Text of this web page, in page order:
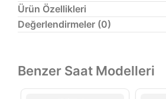
Ürün Özellikleri
Değerlendirmeler (0)
Benzer Saat Modelleri